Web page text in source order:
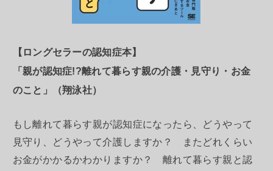
【ロングセラーの認知症本】
「親が認知症!?離れて暮らす親の介護・見守り・お金
のこと」（翔泳社）
もし離れて暮らす親が認知症になったら、どうやって
見守り、どうやって介護しますか？ またどれくらい
お金がかかるかわかりますか？ 離れて暮らす親と認